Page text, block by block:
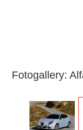
Fotogallery: